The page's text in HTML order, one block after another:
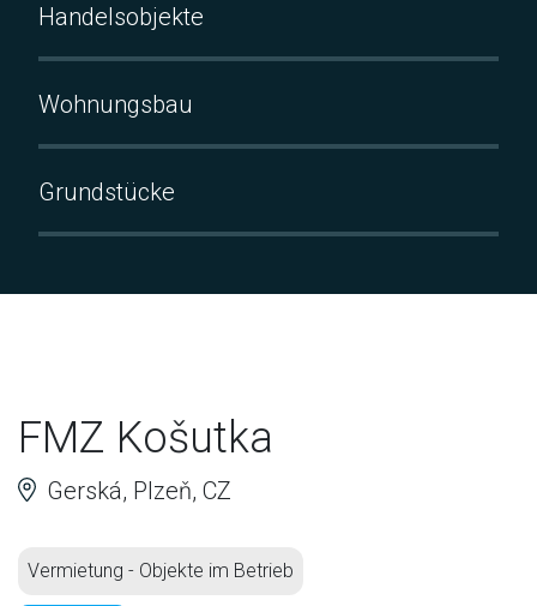
Handelsobjekte
Wohnungsbau
Grundstücke
FMZ Košutka
Gerská, Plzeň, CZ
Vermietung - Objekte im Betrieb